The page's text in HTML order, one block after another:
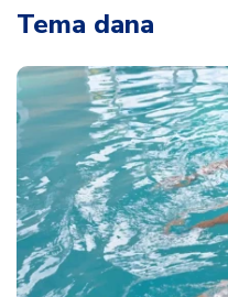
Tema dana